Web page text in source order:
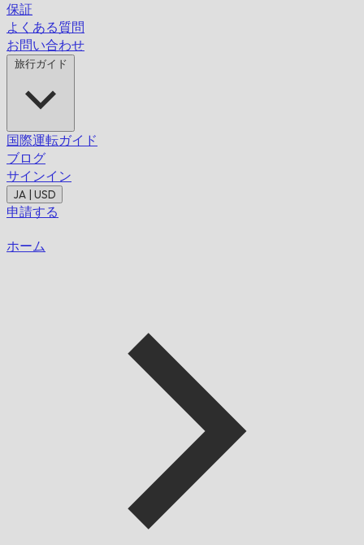
保証
よくある質問
お問い合わせ
旅行ガイド
国際運転ガイド
ブログ
サインイン
JA | USD
申請する
ホーム